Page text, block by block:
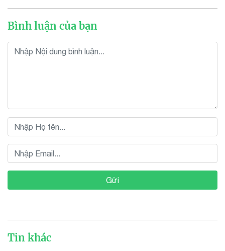
Bình luận của bạn
Gửi
Tin khác